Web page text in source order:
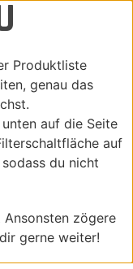
Produktliste
genau das
auf die Seite
auf
du nicht
zögere
gerne weiter!